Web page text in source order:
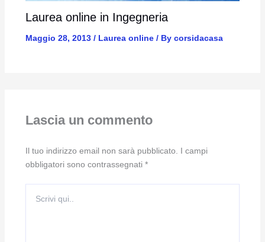
Laurea online in Ingegneria
Maggio 28, 2013 / Laurea online/ By corsidacasa
Lascia un commento
Il tuo indirizzo email non sarà pubblicato.
I campi
obbligatori sono contrassegnati *
qui..